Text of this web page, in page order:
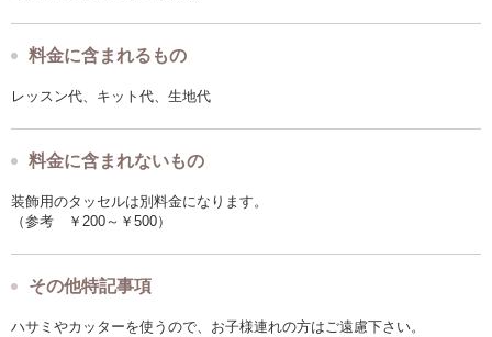
料金に含まれるもの
レッスン代、キット代、生地代
料金に含まれないもの
装飾用のタッセルは別料金になります。
（参考 ￥200～￥500）
その他特記事項
ハサミやカッターを使うので、お子様連れの方はご遠慮下さい。